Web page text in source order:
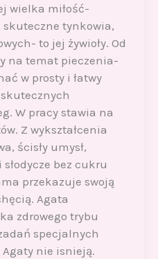
wielka miłość-
skuteczne tynkowia,
to jej żywioły. Od
na temat pieczenia-
w prosty i łatwy
W pracy stawia na
Z wykształcenia
ścisły umysł,
bez cukru
przekazuje swoją
Agata
zdrowego trybu
specjalnych
nie isnieją.